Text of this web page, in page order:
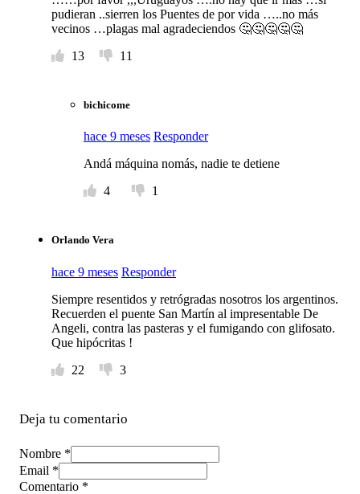
pudieran ..sierren los Puentes de por vida …..no más
vecinos …plagas mal agradeciendos 🤔🤔🤔🤔🤔
13
11
bichicome
hace 9 meses Responder
Andá máquina nomás, nadie te detiene
4
1
Orlando Vera
hace 9 meses Responder
Siempre resentidos y retrógradas nosotros los argentinos.
Recuerden el puente San Martín al impresentable De
Angeli, contra las pasteras y el fumigando con glifosato.
Que hipócritas !
22
3
Deja tu comentario
Nombre *
Email *
Comentario *